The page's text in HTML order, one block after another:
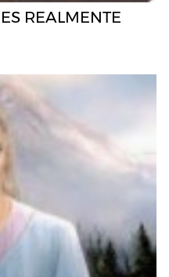
REALMENTE